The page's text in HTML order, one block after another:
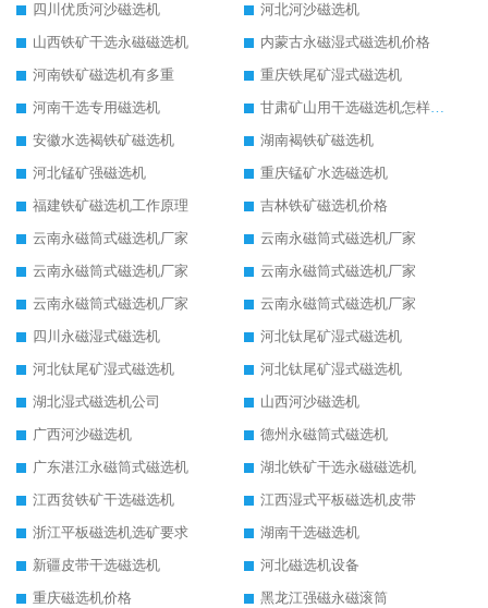
四川优质河沙磁选机
河北河沙磁选机
山西铁矿干选永磁磁选机
内蒙古永磁湿式磁选机价格
河南铁矿磁选机有多重
重庆铁尾矿湿式磁选机
河南干选专用磁选机
甘肃矿山用干选磁选机怎样调磁
安徽水选褐铁矿磁选机
湖南褐铁矿磁选机
河北锰矿强磁选机
重庆锰矿水选磁选机
福建铁矿磁选机工作原理
吉林铁矿磁选机价格
云南永磁筒式磁选机厂家
云南永磁筒式磁选机厂家
云南永磁筒式磁选机厂家
云南永磁筒式磁选机厂家
云南永磁筒式磁选机厂家
云南永磁筒式磁选机厂家
四川永磁湿式磁选机
河北钛尾矿湿式磁选机
河北钛尾矿湿式磁选机
河北钛尾矿湿式磁选机
湖北湿式磁选机公司
山西河沙磁选机
广西河沙磁选机
德州永磁筒式磁选机
广东湛江永磁筒式磁选机
湖北铁矿干选永磁磁选机
江西贫铁矿干选磁选机
江西湿式平板磁选机皮带
浙江平板磁选机选矿要求
湖南干选磁选机
新疆皮带干选磁选机
河北磁选机设备
重庆磁选机价格
黑龙江强磁永磁滚筒